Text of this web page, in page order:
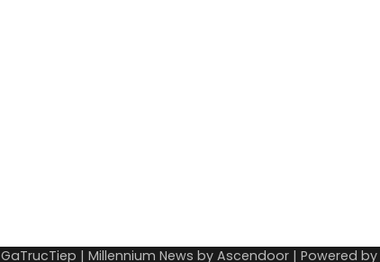
GaTrucTiep | Millennium News by Ascendoor | Powered by